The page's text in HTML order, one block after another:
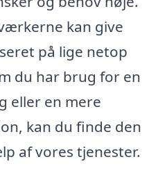
kan give
på lige netop
du har brug for en
eller en mere
kan du finde den
af vores tjenester.